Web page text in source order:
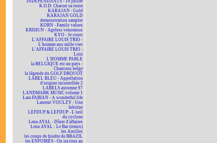
INDÉPENDANTS - 14 juillet
K.O.D. Chacun sa route
KARAJAN - Gold
KARAJAN GOLD
demonstration sampler
KORN - Family values
KRISIUN - Ageless venomous
KYO - Je cours
L'AFFAIRE LOUIS TRIO -
L'homme aux mille vies
L'AFFAIRE LOUIS TRIO -
Loin
L'HOMME PARLE
la BELGIQUE est un pays -
Chantons belge
la légende du GOLF DROUOT
LABEL BLEU - Appellation
d'origine incontrôlée 2
LABELS automne 97
LANDMARK MUSIC volume 1
Lara FABIAN - A wonderful life
Laurent VOULZY - Une
héroïne
LEFDUP & LEFDUP - L'oeil
du cyclone
Lena AYAL - Dîner d'affaires
Lena AYAL - Le Bar (remix)
les Antilles
les coups de foudre de BRAZIL
les ENFOIRÉS - On ira tous au